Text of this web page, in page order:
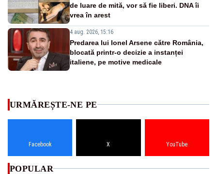
de luare de mită, vor să fie liberi. DNA îi
vrea în arest
4 aug. 2026, 15:16
Predarea lui Ionel Arsene către România,
blocată printr-o decizie a instanței
italiene, pe motive medicale
URMĂREȘTE-NE PE
Facebook X YouTube
POPULAR